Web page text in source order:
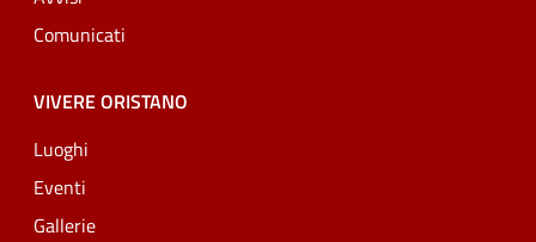
Comunicati
VIVERE ORISTANO
Luoghi
Eventi
Gallerie